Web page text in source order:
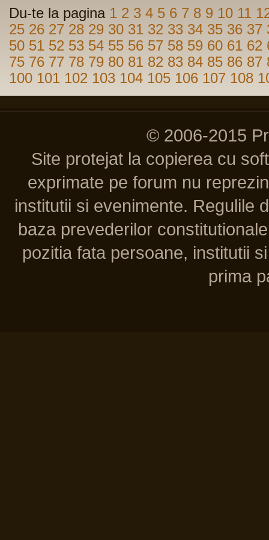
Du-te la pagina 1 2 3 4 5 6 7 8 9 10 11
25 26 27 28 29 30 31 32 33 34 35 36 37
50 51 52 53 54 55 56 57 58 59 60 61 62
75 76 77 78 79 80 81 82 83 84 85 86 87
100 101 102 103 104 105 106 107 108
© 2006-2015
Site protejat la copierea cu
exprimate pe forum nu
institutii si evenimente. Regulile
baza prevederilor
pozitia fata persoane, institutii
prima